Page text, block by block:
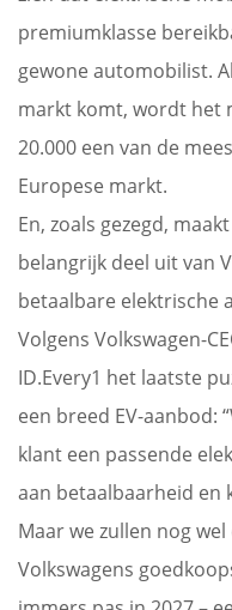
premiumklasse
gewone automobilist.
markt komt, wordt het
20.000 een van de
Europese markt.
En, zoals gezegd,
belangrijk deel uit van
betaalbare elektrische
Volgens Volkswagen-
ID.Every1 het laatste
een breed EV-aanbod:
klant een passende
aan betaalbaarheid en
Maar we zullen nog
Volkswagens